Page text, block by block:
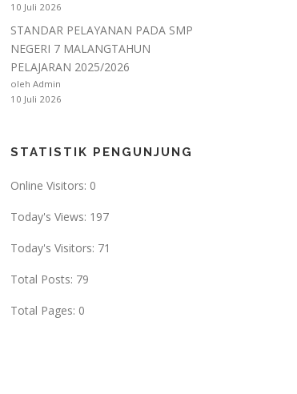
10 Juli 2026
STANDAR PELAYANAN PADA SMP
NEGERI 7 MALANGTAHUN
PELAJARAN 2025/2026
oleh Admin
10 Juli 2026
STATISTIK PENGUNJUNG
Online Visitors: 0
Today's Views: 197
Today's Visitors: 71
Total Posts: 79
Total Pages: 0